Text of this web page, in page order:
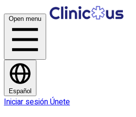
Open menu
Español
Iniciar sesiónÚnete